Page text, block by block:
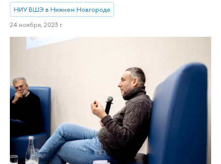
НИУ ВШЭ в Нижнем Новгороде
24 ноября, 2023 г.